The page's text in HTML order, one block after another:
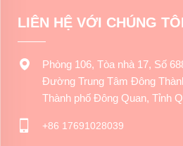
LIÊN HỆ VỚI CHÚNG TÔI
Phòng 106, Tòa nhà 17, Số
Đường Trung Tâm Đông
Thành phố Đông Quan, Tỉnh
+86 17691028039